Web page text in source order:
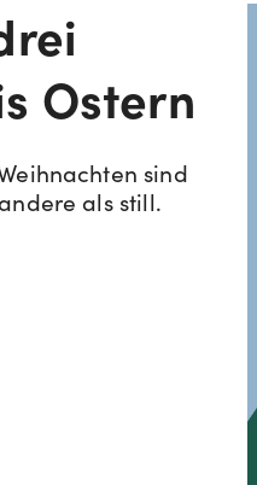
Ostern
sind
als still.